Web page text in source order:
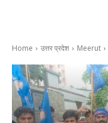
Home उत्तर प्रदेश Meerut